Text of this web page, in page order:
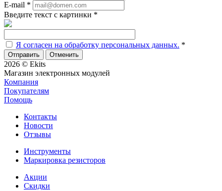
E-mail *
Введите текст с картинки *
Я согласен на обработку персональных данных. *
Отменить
2026 © Ekits
Магазин электронных модулей
Компания
Покупателям
Помощь
Контакты
Новости
Отзывы
Инструменты
Маркировка резисторов
Акции
Скидки